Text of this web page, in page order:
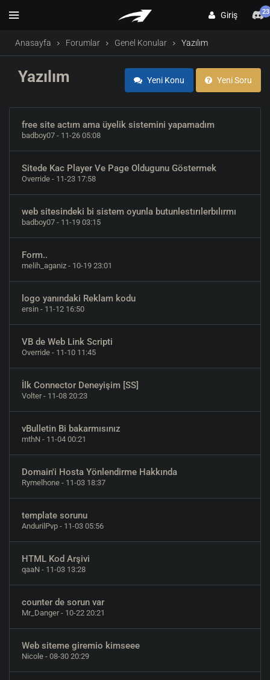
Giriş 23
Anasayfa Forumlar Genel Konular Yazılım
Yazılım Yeni Konu Yeni Soru
free site actım ama üyelik sistemini yapamadım
badboy07 - 11-26 05:08
Sitede Kac Player Ve Page Oldugunu Göstermek
Override - 11-23 17:58
web sitesindeki bi sistem oyunla butunlestırılerbılırmı
badboy07 - 11-19 03:15
Form..
melih_aganiz - 10-19 23:01
logo yanındaki Reklam kodu
ersin - 11-12 16:50
VB de Web Link Scripti
Override - 11-10 11:45
İlk Connector Deneyişim [SS]
Volter- 11-08 20:23
vBulletin Bi bakarmısınız
mthN - 11-04 00:21
Domain'i Hosta Yönlendirme Hakkında
Rymelhone - 11-03 18:37
template sorunu
AndurilPvp - 11-03 05:56
HTML Kod Arşivi
qaaN - 11-03 13:28
counter de sorun var
Mr_Danger- 10-22 20:21
Web siteme giremio kimseee
Nicole - 08-30 20:29